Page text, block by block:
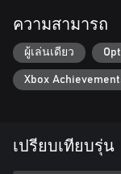
ความสามารถ
ผู้เล่นเดียว
Xbox
เปรียบเทียบรุ่น